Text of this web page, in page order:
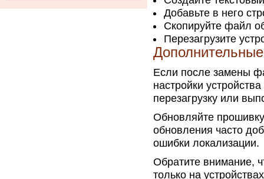
Добавьте в него
Скопируйте файл
Перезагрузите
Если после замены
настройки
перезагрузку или
Обновляйте
обновления часто
ошибки локализации.
Обратите внимание,
только на